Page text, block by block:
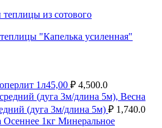
"Капелька усиленная"
1л45,00 ₽ 4,500.0
(дуга 3м/длина 5м) ₽ 1,740.0
Минеральное